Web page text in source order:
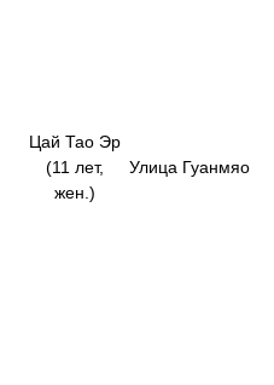
Цай Тао Эр
(11 лет,
жен.)
Улица Гуанмяо